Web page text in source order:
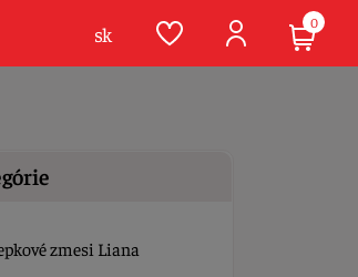
zmesi Liana
sk 0